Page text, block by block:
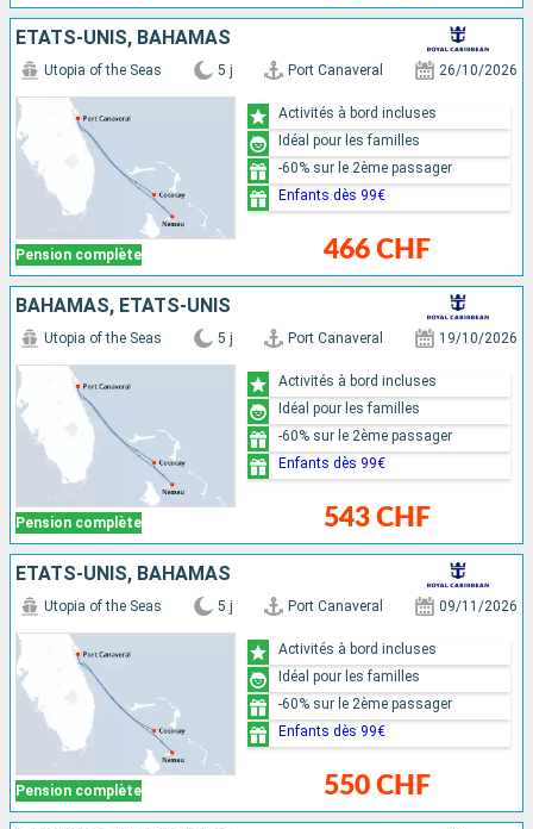
ÉTATS-UNIS, BAHAMAS
Pension complète
Utopia of the Seas 5 j Port Canaveral 26/10/2026
466 CHF
Activités à bord incluses
Idéal pour les familles
-60% sur le 2ème passager
Enfants dès 99€
BAHAMAS, ÉTATS-UNIS
Pension complète
Utopia of the Seas 5 j Port Canaveral 19/10/2026
543 CHF
Activités à bord incluses
Idéal pour les familles
-60% sur le 2ème passager
Enfants dès 99€
ÉTATS-UNIS, BAHAMAS
Pension complète
Utopia of the Seas 5 j Port Canaveral 09/11/2026
550 CHF
Activités à bord incluses
Idéal pour les familles
-60% sur le 2ème passager
Enfants dès 99€